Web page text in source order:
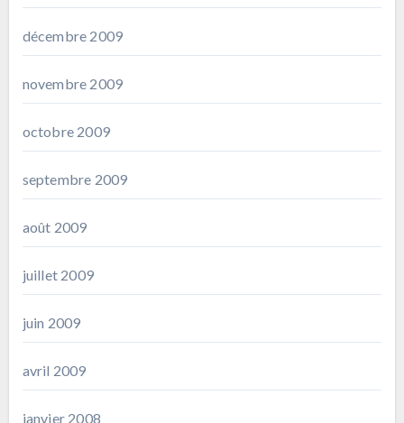
décembre 2009
novembre 2009
octobre 2009
septembre 2009
août 2009
juillet 2009
juin 2009
avril 2009
janvier 2008